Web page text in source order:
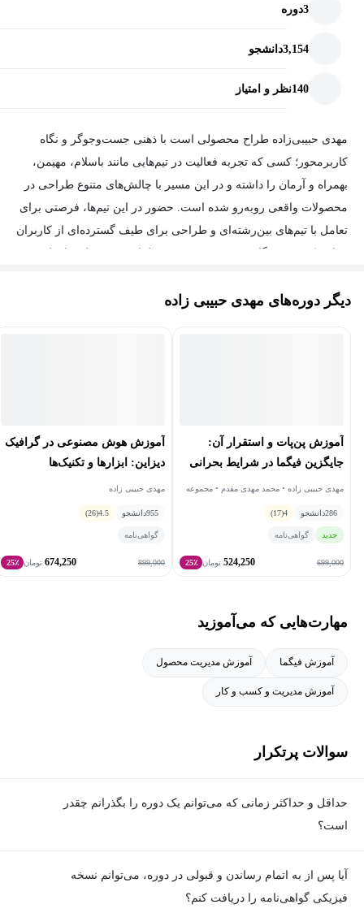
3دوره
3,154دانشجو
140نظر و امتیاز
مهدی حبیبی‌زاده طراح محصولی است با ذهنی جست‌وجوگر و نگاه
کاربرمحور؛ کسی که تجربه فعالیت در تیم‌هایی مانند باسلام، مهیمن،
بهمراه و آرمان را داشته و در این مسیر با چالش‌های متنوع طراحی در
محصولات واقعی روبه‌رو شده است. حضور در این تیم‌ها، فرصتی برای
تعامل با تیم‌های بین‌رشته‌ای و طراحی برای طیف گسترده‌ای از کاربران
شده تا در کنار طراحی، مسیر ساخت سایت و اپلیکیشن بدون کدنویسی
به اشتراک بگذارد.
عملی خود در حوزه دیزاین و ایجاد بستری برای رشد دیگران، تدریس در
دیگر دوره‌های مهدی حبیبی‌ زاده
آموزش پن‌پات و استقرار آن:
جایگزین فیگما در شرایط بحرانی
مهدی حبیبی‌ زاده • محمد مهدی مقدم • مجموعه
286دانشجو 4
(17)
جدید گواهی‌نامه
699,000
524,250 تومان 25٪
آموزش هوش مصنوعی در گرافیک
دیزاین: ابزارها و تکنیک‌ها
مهدی حبیبی‌ زاده
955دانشجو 4.5
(26)
گواهی‌نامه
899,000
674,250 تومان 25٪
مهارت‌هایی که می‌آموزید
آموزش فیگما آموزش مدیریت محصول
آموزش مدیریت و کسب و کار
سوالات پرتکرار
حداقل و حداکثر زمانی که می‌توانم یک دوره را بگذرانم چقدر
است؟
آیا پس از به اتمام رساندن و قبولی در دوره، می‌توانم نسخه
فیزیکی گواهی‌نامه را دریافت کنم؟